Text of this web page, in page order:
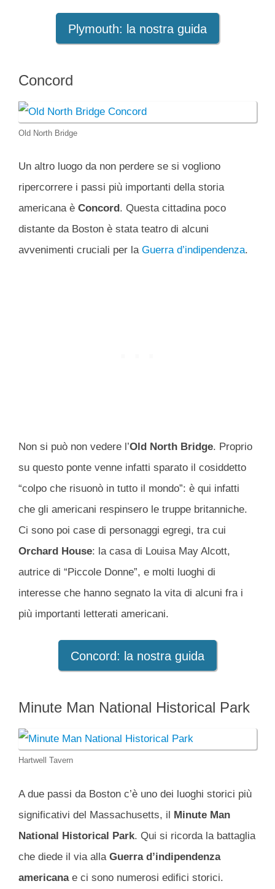
Plymouth: la nostra guida
Concord
Old North Bridge
Un altro luogo da non perdere se si vogliono
ripercorrere i passi più importanti della storia
americana è Concord . Questa cittadina poco
distante da Boston è stata teatro di alcuni
avvenimenti cruciali per la Guerra d’indipendenza.
Non si può non vedere l’Old North Bridge. Proprio
su questo ponte venne infatti sparato il cosiddetto
“colpo che risuonò in tutto il mondo”: è qui infatti
che gli americani respinsero le truppe britanniche.
Ci sono poi case di personaggi egregi, tra cui
Orchard House: la casa di Louisa May Alcott,
autrice di “Piccole Donne”, e molti luoghi di
interesse che hanno segnato la vita di alcuni fra i
più importanti letterati americani.
Concord: la nostra guida
Minute Man National Historical Park
Hartwell Tavern
A due passi da Boston c’è uno dei luoghi storici più
significativi del Massachusetts, il Minute Man
National Historical Park. Qui si ricorda la battaglia
che diede il via alla Guerra d’indipendenza
americanae ci sono numerosi edifici storici.